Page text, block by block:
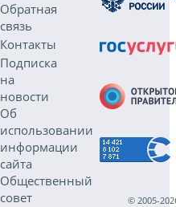
Обратная
связь
Контакты
Подписка
на
новости
Об
использовании
информации
сайта
Общественный
совет
© 2005-